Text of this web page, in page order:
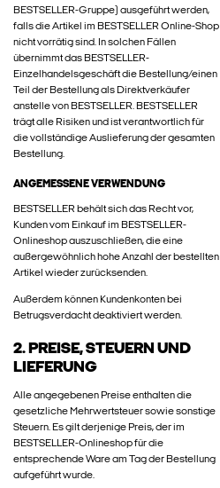
BESTSELLER-Gruppe) ausgeführt werden,
falls die Artikel im BESTSELLER Online-Shop
nicht vorrätig sind. In solchen Fällen
übernimmt das BESTSELLER-
Einzelhandelsgeschäft die Bestellung/einen
Teil der Bestellung als Direktverkäufer
anstelle von BESTSELLER. BESTSELLER
trägt alle Risiken und ist verantwortlich für
die vollständige Auslieferung der gesamten
Bestellung.
ANGEMESSENE VERWENDUNG
BESTSELLER behält sich das Recht vor,
Kunden vom Einkauf im BESTSELLER-
Onlineshop auszuschließen, die eine
außergewöhnlich hohe Anzahl der bestellten
Artikel wieder zurücksenden.
Außerdem können Kundenkonten bei
Betrugsverdacht deaktiviert werden.
2. PREISE, STEUERN UND
LIEFERUNG
Alle angegebenen Preise enthalten die
gesetzliche Mehrwertsteuer sowie sonstige
Steuern. Es gilt derjenige Preis, der im
BESTSELLER-Onlineshop für die
entsprechende Ware am Tag der Bestellung
aufgeführt wurde.